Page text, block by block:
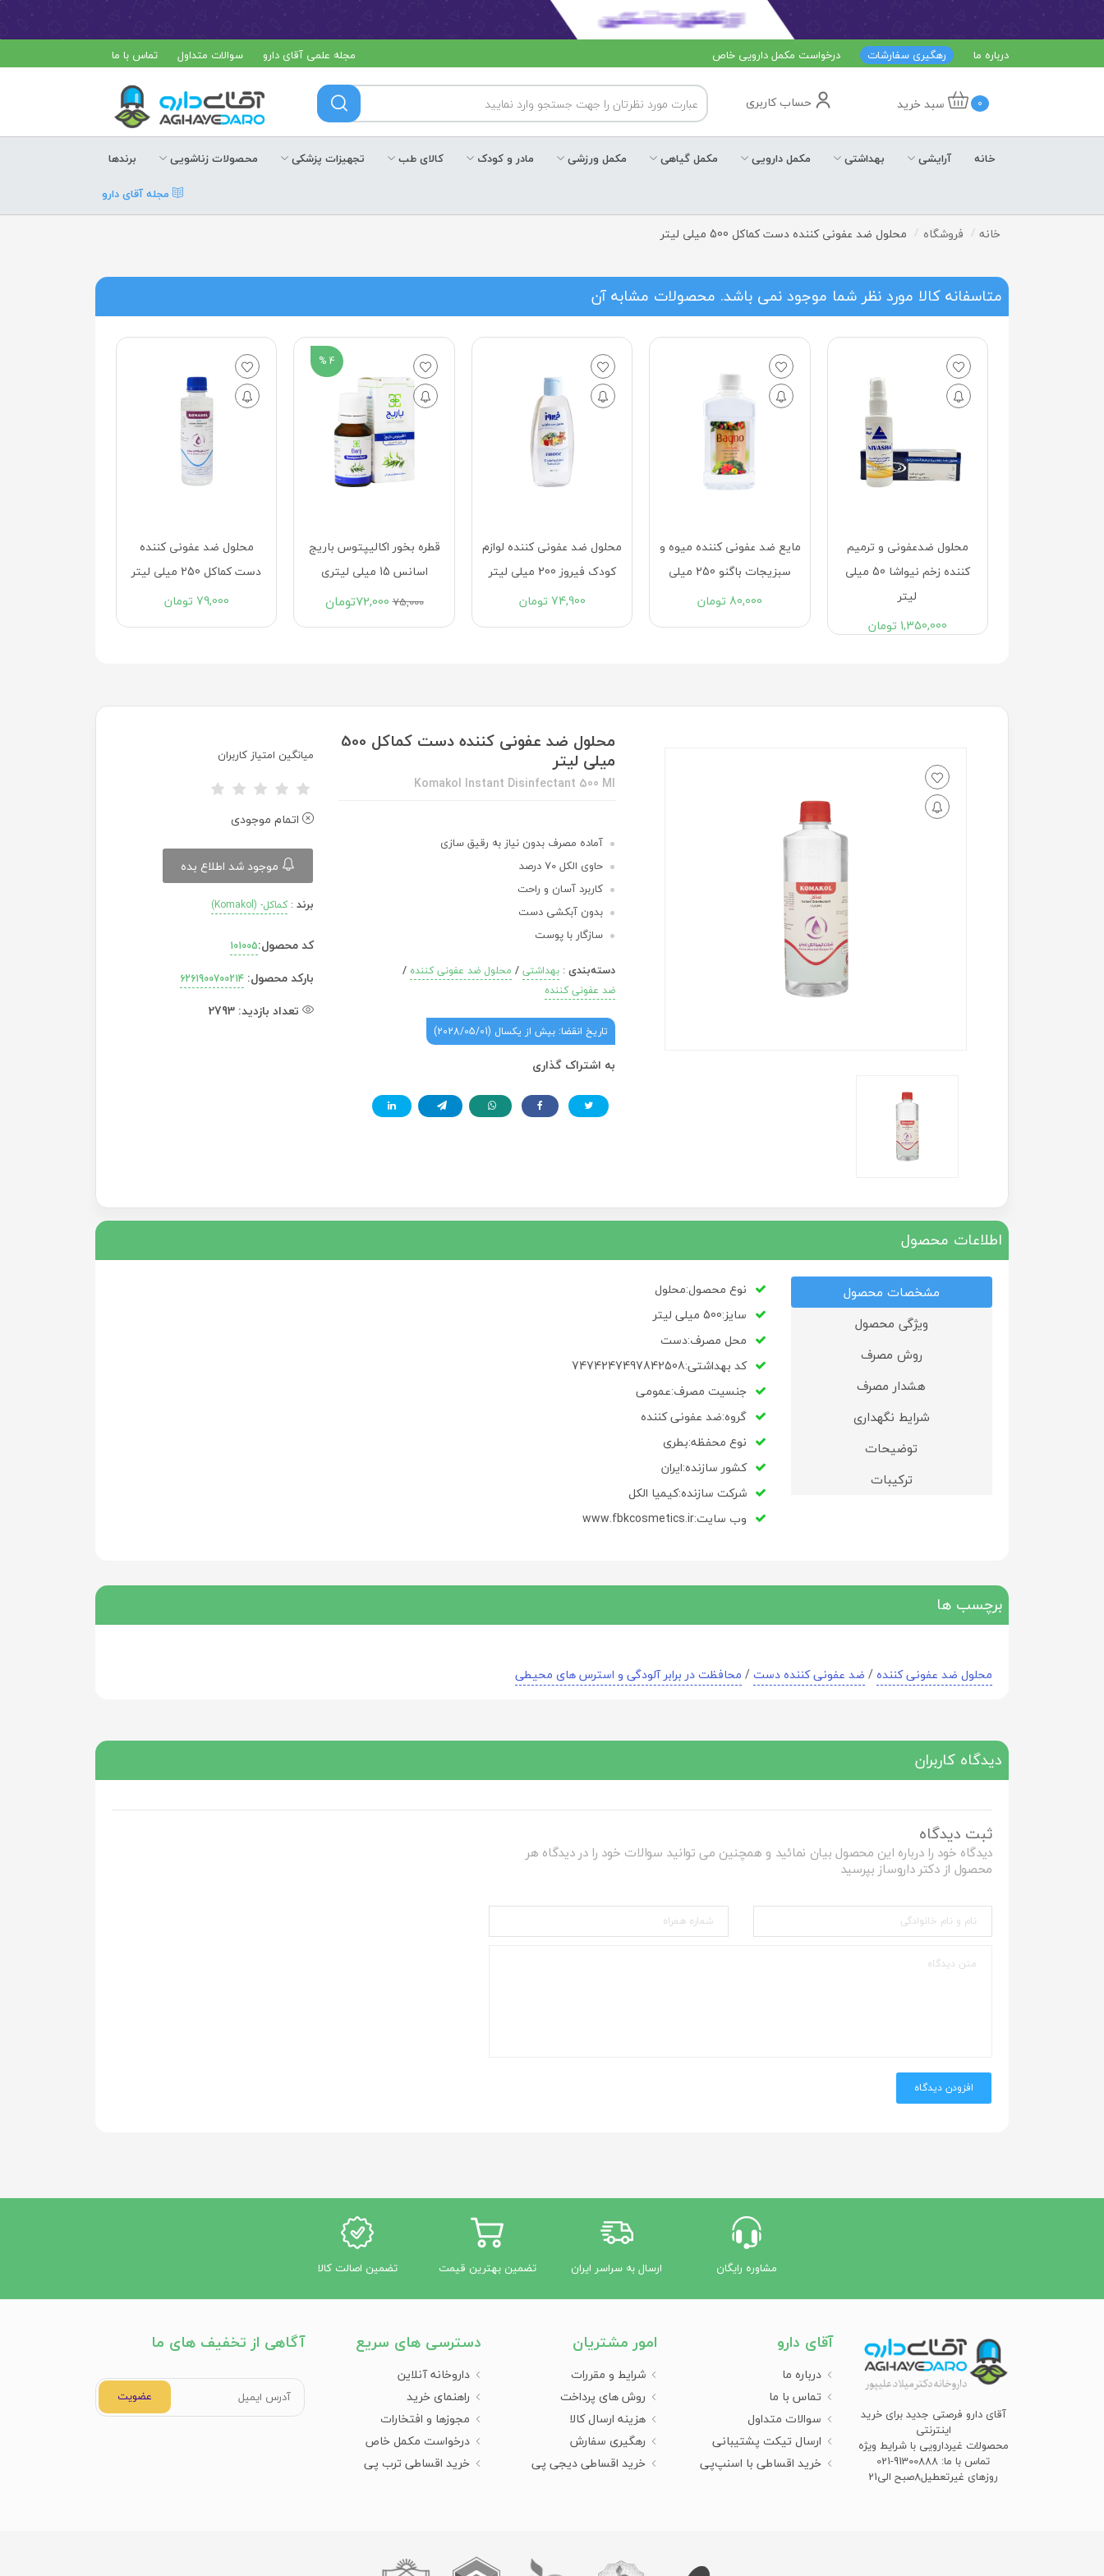
درباره ما رهگیری سفارشات درخواست مکمل دارویی خاص مجله علمی آقای دارو سوالات متداول تماس با ما
0 سبد خرید حساب کاربری
خانه آرایشی بهداشتی مکمل دارویی مکمل گیاهی مکمل ورزشی مادر و کودک کالای طب تجهیزات پزشکی محصولات زناشویی
برندها
مجله آقای دارو
خانه فروشگاه محلول ضد عفونی کننده دست کماکل 500 میلی لیتر
متاسفانه کالا مورد نظر شما موجود نمی باشد. محصولات مشابه آن
مایع ضد عفونی کننده میوه و
سبزیجات باگنو 250 میلی
80,000تومان
محلول ضد عفونی کننده لوازم
کودک فیروز 200 میلی لیتر
74,900 تومان
قطره بخور اکالیپتوس باریج
اسانس 15 میلی لیتری
75,000
72,000تومان
محلول ضد عفونی کننده
دست کماکل 250 میلی لیتر
79,000تومان
محلول موضعی آب دالیبور
مهدارو 60 میلی لیتر
47,000 تومان
محلول ضد عفونی کننده دست کماکل 500
میلی لیتر
Komakol Instant Disinfectant 500 Ml
آماده مصرف بدون نیاز به رقیق سازی
حاوی الکل 70 درصد
کاربرد آسان و راحت
بدون آبکشی دست
سازگار با پوست
دسته‌بندی:بهداشتی / محلول ضد عفونی کننده /
ضد عفونی کننده
تاریخ انقضا: بیش از یکسال (2028/05/01)
به اشتراک گذاری
میانگین امتیاز کاربران
اتمام موجودی
موجود شد اطلاع بده
برند:کماکل- (Komakol)
کد محصول:101005
بارکد محصول:6261900700214
تعداد بازدید:2793
اطلاعات محصول
مشخصات محصول
ویژگی محصول
روش مصرف
هشدار مصرف
شرایط نگهداری
توضیحات
ترکیبات
نوع محصول:محلول
سایز:500 میلی لیتر
محل مصرف:دست
کد بهداشتی:7474247497842508
جنسیت مصرف:عمومی
گروه:ضد عفونی کننده
نوع محفظه:بطری
کشور سازنده:ایران
شرکت سازنده:کیمیا الکل
وب سایت:www.fbkcosmetics.ir
برچسب ها
محلول ضد عفونی کننده/ ضد عفونی کننده دست/ محافظت در برابر آلودگی و استرس های محیطی
دیدگاه کاربران
ثبت دیدگاه
دیدگاه خود را درباره این محصول بیان نمائید و همچنین می توانید سوالات خود را در دیدگاه هر
محصول از دکتر داروساز بپرسید
افزودن دیدگاه
مشاوره رایگان ارسال به سراسر ایران تضمین بهترین قیمت تضمین اصالت کالا
آقای دارو فرصتی جدید برای خرید
اینترنتی
محصولات غیردارویی با شرایط ویژه
تماس با ما: 91300888-021
روزهای غیرتعطیل8صبح الی21
آقای دارو
درباره ما
تماس با ما
سوالات متداول
ارسال تیکت پشتیبانی
خرید اقساطی با اسنپ‌پی
امور مشتریان
شرایط و مقررات
روش های پرداخت
هزینه ارسال کالا
رهگیری سفارش
خرید اقساطی دیجی پی
دسترسی های سریع
داروخانه آنلاین
راهنمای خرید
مجوزها و افتخارات
درخواست مکمل خاص
خرید اقساطی ترب پی
آگاهی از تخفیف های ما
عضویت